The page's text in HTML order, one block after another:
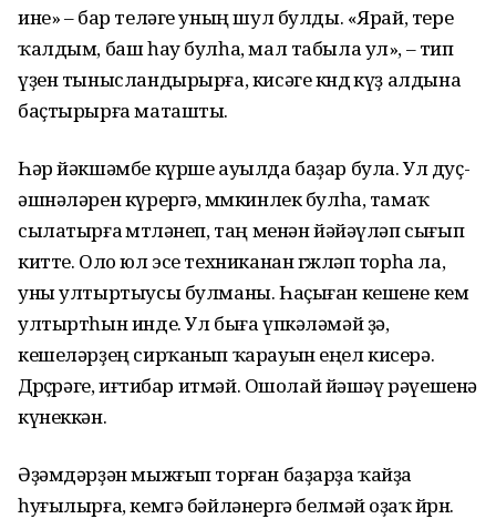
ине» – бар теләге уның шул булды. «Ярай, тере
ҡалдым, баш һау булһа, мал табыла ул», – тип
үҙен тынысландырырға, кисәге көндө күҙ алдына
баҫтырырға маташты.
Һәр йәкшәмбе күрше ауылда баҙар була. Ул дуҫ-
әшнәләрен күрергә, мөмкинлек булһа, тамаҡ
сылатырға өмөтләнеп, таң менән йәйәүләп сығып
китте. Оло юл эсе техниканан гөжләп торһа ла,
уны ултыртыусы булманы. Һаҫыған кешене кем
ултыртһын инде. Ул быға үпкәләмәй ҙә,
кешеләрҙең сирҡанып ҡарауын еңел кисерә.
Дөрөҫөрәге, иғтибар итмәй. Ошолай йәшәү рәүешенә
күнеккән.
Әҙәмдәрҙән мыжғып торған баҙарҙа ҡайҙа
һуғылырға, кемгә бәйләнергә белмәй оҙаҡ йөрөнө.